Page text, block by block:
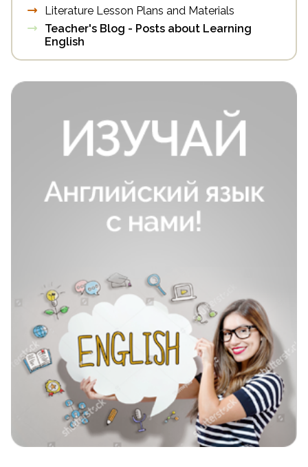
Literature Lesson Plans and Materials
Teacher's Blog - Posts about Learning
English